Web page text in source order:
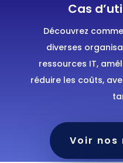
Cas
Découvrez
diverses
ressources IT,
réduire les coûts,
Voir nos